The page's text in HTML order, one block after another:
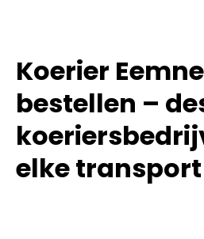
Koerier
bestellen –
elke transport